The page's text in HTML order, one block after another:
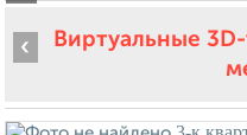
Виртуальные
‹